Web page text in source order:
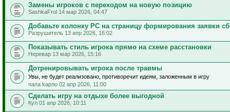
Замены игроков с переходом на новую позицию
SashkaFrol 14 мар 2026, 04:47
Добавьте колонку РС на страницу формирования заявки
Разрушитель 13 апр 2026, 16:02
Показывать стиль игрока прямо на схеме расстановки
Неревар 13 мар 2026, 15:16
Дотренировывать игрока после травмы
Увы, не будет реализовано, противоречит идеям, заложенным в игру
папа kарло 02 апр 2026, 11:00
Сделать игру на отдыхе более выгодной
Кул 01 апр 2026, 10:11